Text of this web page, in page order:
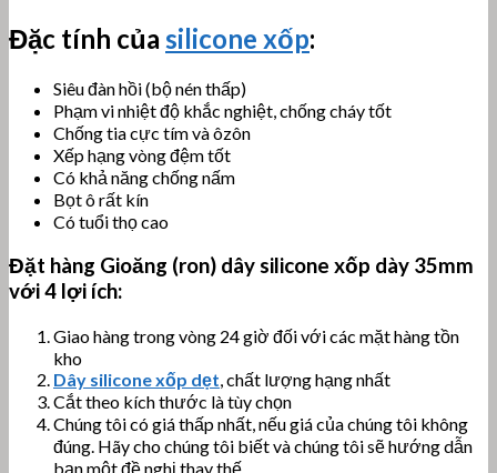
Đặc tính của silicone xốp:
Siêu đàn hồi (bộ nén thấp)
Phạm vi nhiệt độ khắc nghiệt, chống cháy tốt
Chống tia cực tím và ôzôn
Xếp hạng vòng đệm tốt
Có khả năng chống nấm
Bọt ô rất kín
Có tuổi thọ cao
Đặt hàng Gioăng (ron) dây silicone xốp dày 35mm
với 4 lợi ích:
Giao hàng trong vòng 24 giờ đối với các mặt hàng tồn
kho
Dây silicone xốp dẹt, chất lượng hạng nhất
Cắt theo kích thước là tùy chọn
Chúng tôi có giá thấp nhất, nếu giá của chúng tôi không
đúng. Hãy cho chúng tôi biết và chúng tôi sẽ hướng dẫn
bạn một đề nghị thay thế